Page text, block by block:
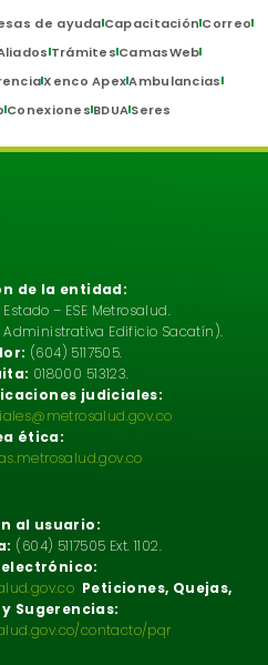
de ayudaCapacitaciónCorreo
TrámitesCamasWeb
Xenco ApexAmbulancias
Conexiones BDUASeres
de la entidad:
– ESE Metrosalud.
Administrativa Edificio Sacatín).
(604) 5117505.
018000 513123.
judiciales:
ética:
al usuario:
(604) 5117505 Ext. 1102.
Peticiones, Quejas,
Sugerencias:
contacto/pqr